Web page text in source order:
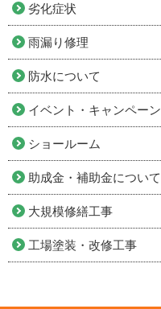
劣化症状
雨漏り修理
防水について
イベント・キャンペーン
ショールーム
助成金・補助金について
大規模修繕工事
工場塗装・改修工事